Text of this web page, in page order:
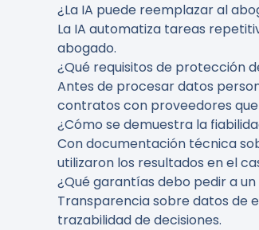
¿La IA puede reemplazar al
La IA automatiza tareas
abogado.
¿Qué requisitos de protección
Antes de procesar datos
contratos con proveedores
¿Cómo se demuestra la
Con documentación técnica
utilizaron los resultados en el
¿Qué garantías debo pedir a
Transparencia sobre datos de
trazabilidad de decisiones.